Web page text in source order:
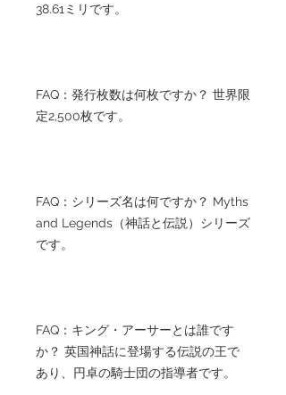
38.61ミリです。
FAQ：発行枚数は何枚ですか？ 世界限
定2,500枚です。
FAQ：シリーズ名は何ですか？ Myths
and Legends（神話と伝説）シリーズ
です。
FAQ：キング・アーサーとは誰です
か？ 英国神話に登場する伝説の王で
あり、円卓の騎士団の指導者です。